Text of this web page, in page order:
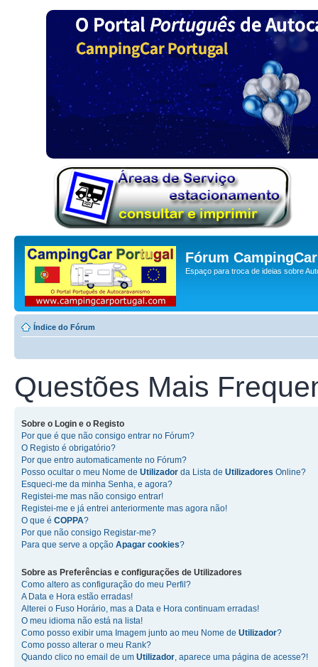
Fórum
Espaço para troca de ideias sobre
Índice do Fórum
Questões Mais
Sobre o Login e o Registo
Por que é que não consigo entrar no Fórum?
O Registo é obrigatório?
Por que entro automaticamente no Fórum?
Posso ocultar o meu Nome de Utilizador da Lista de Utilizadores Online?
Esqueci-me da minha Senha, e agora?
Registei-me mas não consigo entrar!
Registei-me e já entrei anteriormente mas agora não!
O que é COPPA?
Por que não consigo Registar-me?
Para que serve a opção Apagar cookies?
Sobre as Preferências e configurações de Utilizadores
Como altero as configuração do meu Perfil?
A Data e Hora estão erradas!
Alterei o Fuso Horário, mas a Data e Hora continuam erradas!
O meu idioma não está na lista!
Como posso exibir uma Imagem junto ao meu Nome de Utilizador?
Como posso alterar o meu Rank?
Quando clico no email de um Utilizador, aparece uma página de acesse?!